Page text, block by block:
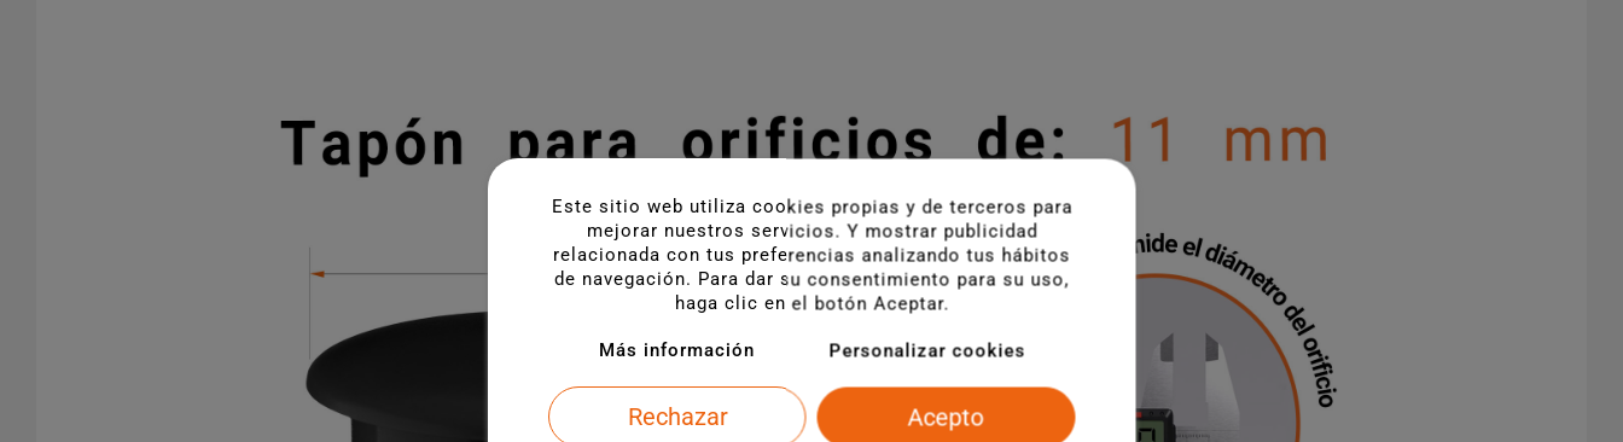
Este sitio web utiliza cookies propias y de terceros para
mejorar nuestros servicios. Y mostrar publicidad
relacionada con tus preferencias analizando tus hábitos
de navegación. Para dar su consentimiento para su uso,
haga clic en el botón Aceptar.
Más información Personalizar cookies
Rechazar Acepto